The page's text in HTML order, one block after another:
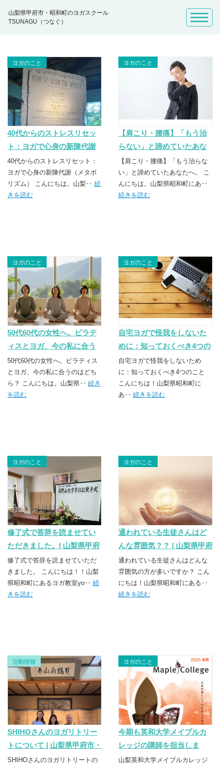
山梨県甲府市・昭和町のヨガスクール
TSUNAGU（つなぐ）
ヨガのこと
40代からのストレスリセッ
ト：ヨガで心身の新陳代謝
（メタボリズム）
40代からのストレスリセット：
ヨガで心身の新陳代謝（メタボ
リズム） こんにちは。山梨‥ 続
きを読む
ヨガのこと
【肩こり・腰痛】「もう治
らない」と諦めていたあな
たへ。
【肩こり・腰痛】「もう治らな
い」と諦めていたあなたへ。 こ
んにちは。山梨県昭和町にあ‥
続きを読む
ヨガのこと
50代60代の女性へ。ピラテ
ィスとヨガ、今の私に合う
のはどちら？
50代60代の女性へ。ピラティス
とヨガ、今の私に合うのはどち
ら？ こんにちは。山梨県‥ 続き
を読む
ヨガのこと
自宅ヨガで怪我をしないた
めに：知っておくべき4つの
こと | 山梨県甲府市・昭和町
のヨガスクール
TSUNAGU（つなぐ）
自宅ヨガで怪我をしないため
に：知っておくべき4つのこと
こんにちは！山梨県昭和町に
あ‥ 続きを読む
ヨガのこと
修了式で答辞を読ませてい
ただきました。| 山梨県甲府
市・昭和町のヨガスクール
TSUNAGU（つなぐ）
修了式で答辞を読ませていただ
きました。 こんにちは！！山梨
県昭和町にあるヨガ教室yo‥ 続
きを読む
ヨガのこと
通われている生徒さんはど
んな雰囲気？？ | 山梨県甲府
市・昭和町のヨガスクール
TSUNAGU（つなぐ）
通われている生徒さんはどんな
雰囲気の方が多いですか？ こん
にちは！山梨県昭和町にある‥
続きを読む
活動情報
SHIHOさんのヨガリトリー
トについて | 山梨県甲府市・
昭和町のヨガスクール
SHIHOさんのヨガリトリートの
ヨガのこと
今期も英和大学メイプルカ
レッジの講師を担当しま
す！！| 山梨県甲府市・昭和
山梨英和大学メイプルカレッジ